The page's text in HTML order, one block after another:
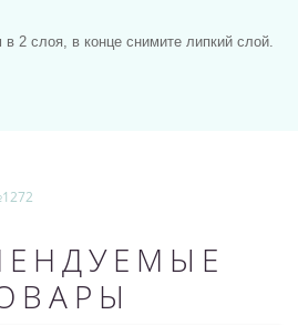
в 2 слоя, в конце снимите липкий слой.